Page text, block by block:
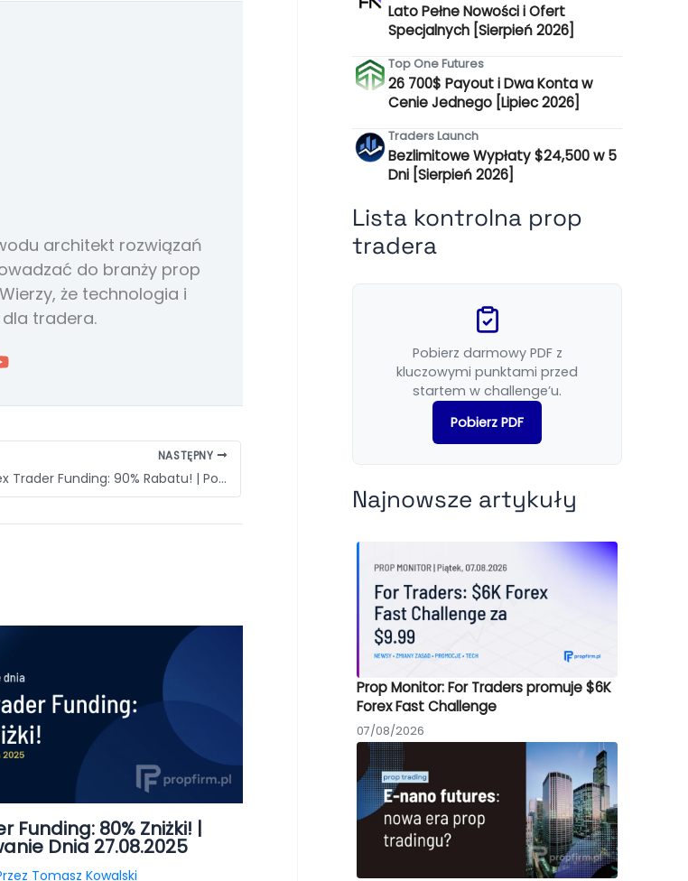
architekt rozwiązań
do branży prop
że technologia i
tradera.
NASTĘPNY
Apex Trader Funding: 90% Rabatu! | Podsumowanie Dnia 31.08.2025
Funding: 80% Zniżki! |
Dnia 27.08.2025
Tomasz Kowalski
Lato Pełne Nowości i Ofert
Specjalnych [Sierpień 2026]
Top One Futures
26 700$ Payout i Dwa Konta w
Cenie Jednego [Lipiec 2026]
Traders Launch
Bezlimitowe Wypłaty $24,500 w 5
Dni [Sierpień 2026]
Lista kontrolna prop
tradera
Pobierz darmowy PDF z
kluczowymi punktami przed
startem w challenge’u.
Pobierz PDF
Najnowsze artykuły
Prop Monitor: For Traders promuje $6K
Forex Fast Challenge
07/08/2026